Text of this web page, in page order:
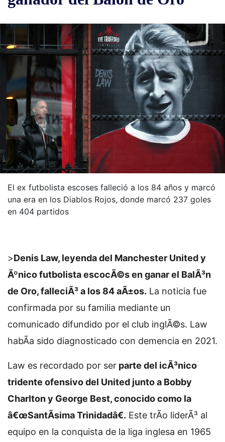
El ex futbolista escoses falleció a los 84 años y marcó
una era en los Diablos Rojos, donde marcó 237 goles
en 404 partidos
>Denis Law, leyenda del Manchester United y
Ãºnico futbolista escocÃ©s en ganar el BalÃ³n
de Oro, falleciÃ³ a los 84 aÃ±os. La noticia fue
confirmada por su familia mediante un
comunicado difundido por el club inglÃ©s. Law
habÃ­a sido diagnosticado con demencia en 2021.
Law es recordado por ser parte del icÃ³nico
tridente ofensivo del United junto a Bobby
Charlton y George Best, conocido como la
â€œSantÃ­sima Trinidadâ€. Este trÃ­o liderÃ³ al
equipo en la conquista de la liga inglesa en 1965